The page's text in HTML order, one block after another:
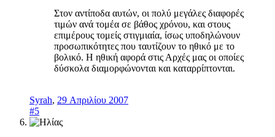
Στον αντίποδα αυτών, οι πολύ μεγάλες διαφορές
τιμών ανά τομέα σε βάθος χρόνου, και στους
επιμέρους τομείς στιγμιαία, ίσως υποδηλώνουν
προσωπικότητες που ταυτίζουν το ηθικό με το
βολικό. Η ηθική αφορά στις Αρχές μας οι οποίες
δύσκολα διαμορφώνονται και καταρρίπτονται.
Syrah, 29 Απριλίου 2007
#5